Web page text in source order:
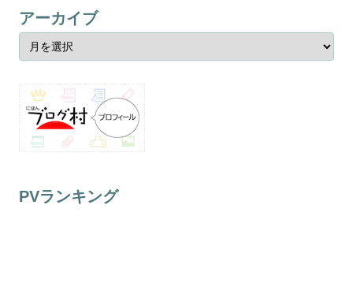
アーカイブ
PVランキング